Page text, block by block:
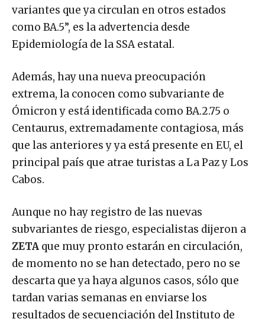
variantes que ya circulan en otros estados
como BA.5”, es la advertencia desde
Epidemiología de la SSA estatal.
Además, hay una nueva preocupación
extrema, la conocen como subvariante de
Ómicron y está identificada como BA.2.75 o
Centaurus, extremadamente contagiosa, más
que las anteriores y ya está presente en EU, el
principal país que atrae turistas a La Paz y Los
Cabos.
Aunque no hay registro de las nuevas
subvariantes de riesgo, especialistas dijeron a
ZETA que muy pronto estarán en circulación,
de momento no se han detectado, pero no se
descarta que ya haya algunos casos, sólo que
tardan varias semanas en enviarse los
resultados de secuenciación del Instituto de